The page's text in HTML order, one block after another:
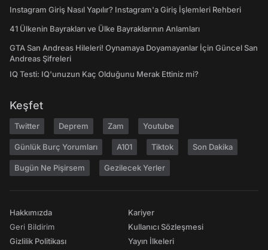
Instagram Giriş Nasıl Yapılır? Instagram'a Giriş İşlemleri Rehberi
41 Ülkenin Bayrakları ve Ülke Bayraklarının Anlamları
GTA San Andreas Hileleri! Oynamaya Doyamayanlar İçin Güncel San
Andreas Şifreleri
IQ Testi: IQ'unuzun Kaç Olduğunu Merak Ettiniz mi?
Keşfet
Twitter Deprem Zam Youtube
Günlük Burç Yorumları A101 Tiktok Son Dakika
Bugün Ne Pişirsem Gezilecek Yerler
Hakkımızda
Geri Bildirim
Gizlilik Politikası
Kariyer
Kullanıcı Sözleşmesi
Yayın İlkeleri